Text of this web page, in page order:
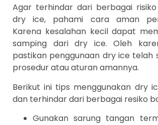
Agar terhindar dari berbagai
dry ice, pahami cara aman
Karena kesalahan kecil dapat
samping dari dry ice. Oleh
pastikan penggunaan dry ice telah
prosedur atau aturan amannya.
Berikut ini tips menggunakan dry
dan terhindar dari berbagai resiko
Gunakan sarung tangan